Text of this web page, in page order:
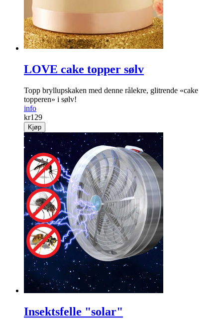
LOVE cake topper sølv
Topp bryllupskaken med denne rålekre, glitrende «cake
topperen» i sølv!
info
kr129
Kjøp
Insektsfelle "solar"